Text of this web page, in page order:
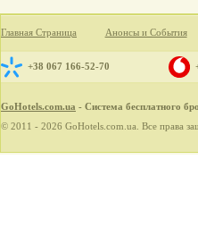
Главная Страница Анонсы и События
+38 067 166-52-70
GoHotels.com.ua - Система бесплатного
© 2011 - 2026 GoHotels.com.ua. Все права